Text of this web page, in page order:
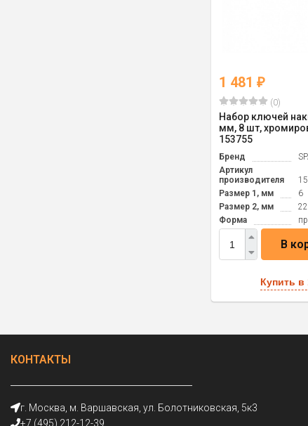
1 481₽
(0)
Набор ключей
мм, 8 шт,
153755
Бренд
Артикул
производителя
Размер 1, мм
6
Размер 2, мм
22
Форма
В
Купить в
КОНТАКТЫ
г. Москва, м. Варшавская, ул. Болотниковская, 5к3
+7 (495) 212-12-39